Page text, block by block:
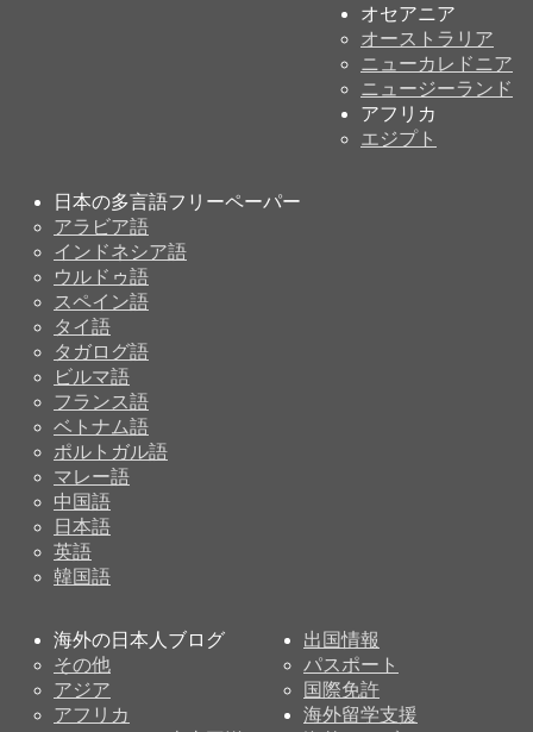
オセアニア
オーストラリア
ニューカレドニア
ニュージーランド
アフリカ
エジプト
日本の多言語フリーペーパー
アラビア語
インドネシア語
ウルドゥ語
スペイン語
タイ語
タガログ語
ビルマ語
フランス語
ベトナム語
ポルトガル語
マレー語
中国語
日本語
英語
韓国語
海外の日本人ブログ
その他
アジア
アフリカ
出国情報
パスポート
国際免許
海外留学支援